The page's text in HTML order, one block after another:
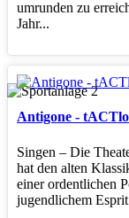
umrunden zu
Jahr...
Antigone -
Singen – Die
hat den alten
einer ordentlichen
jugendlichem